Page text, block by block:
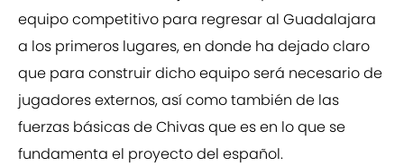
equipo competitivo para regresar al Guadalajara
a los primeros lugares, en donde ha dejado claro
que para construir dicho equipo será necesario de
jugadores externos, así como también de las
fuerzas básicas de Chivas que es en lo que se
fundamenta el proyecto del español.